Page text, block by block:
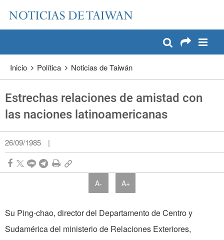
Pase a contenido principal
Inicio Política Noticias de Taiwán
Estrechas relaciones de amistad con
las naciones latinoamericanas
26/09/1985 |
A- A+
Su Ping-chao, director del Departamento de Centro y
Sudamérica del ministerio de Relaciones Exteriores,